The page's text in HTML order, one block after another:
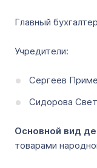
Главный
Учредители:
Сергеев
Сидорова
Основной вид
товарами